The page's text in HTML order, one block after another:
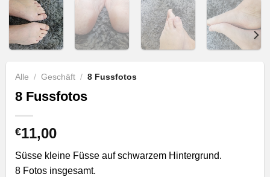
Alle / Geschäft / 8 Fussfotos
8 Fussfotos
€11,00
Süsse kleine Füsse auf schwarzem Hintergrund.
8 Fotos insgesamt.